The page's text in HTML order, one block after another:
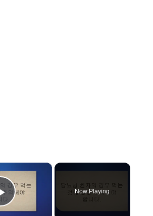
×
Play Video
Now Playing